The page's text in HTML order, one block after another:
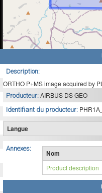
Description:
ORTHO P+MS image acquired by
Producteur: AIRBUS DS GEO
Identifiant du producteur:
Langue
Annexes:
Nom
Product description